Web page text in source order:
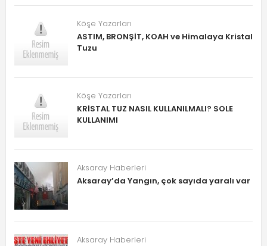
Köşe Yazarları
ASTIM, BRONŞİT, KOAH ve Himalaya Kristal
Tuzu
Köşe Yazarları
KRİSTAL TUZ NASIL KULLANILMALI? SOLE
KULLANIMI
Aksaray Haberleri
Aksaray’da Yangın, çok sayıda yaralı var
Aksaray Haberleri